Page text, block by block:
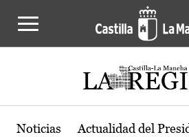
Actualidad de la
Noticias Actualidad del